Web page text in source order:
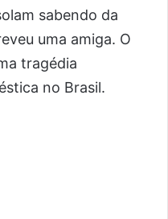
sabendo da
uma amiga. O
tragédia
no Brasil.